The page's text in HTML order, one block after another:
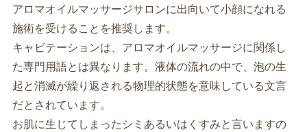
アロマオイルマッサージサロンに出向いて小顔になれる
施術を受けることを推奨します。
キャビテーションは、アロマオイルマッサージに関係し
た専門用語とは異なります。液体の流れの中で、泡の生
起と消滅が繰り返される物理的状態を意味している文言
だとされています。
お肌に生じてしまったシミあるいはくすみと言いますの